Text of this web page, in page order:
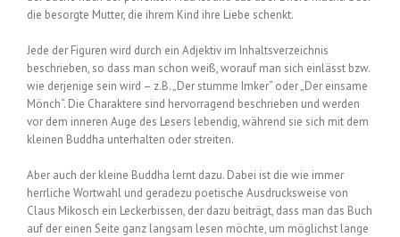
die besorgte Mutter, die ihrem Kind ihre Liebe schenkt.
Jede der Figuren wird durch ein Adjektiv im Inhaltsverzeichnis
beschrieben, so dass man schon weiß, worauf man sich einlässt bzw.
wie derjenige sein wird – z.B. „Der stumme Imker“ oder „Der einsame
Mönch“. Die Charaktere sind hervorragend beschrieben und werden
vor dem inneren Auge des Lesers lebendig, während sie sich mit dem
kleinen Buddha unterhalten oder streiten.
Aber auch der kleine Buddha lernt dazu. Dabei ist die wie immer
herrliche Wortwahl und geradezu poetische Ausdrucksweise von
Claus Mikosch ein Leckerbissen, der dazu beiträgt, dass man das Buch
auf der einen Seite ganz langsam lesen möchte, um möglichst lange